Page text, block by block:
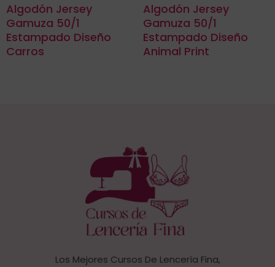
Algodón Jersey
Gamuza 50/1
Estampado Diseño
Carros
Algodón Jersey
Gamuza 50/1
Estampado Diseño
Animal Print
Los Mejores Cursos De Lencería Fina,